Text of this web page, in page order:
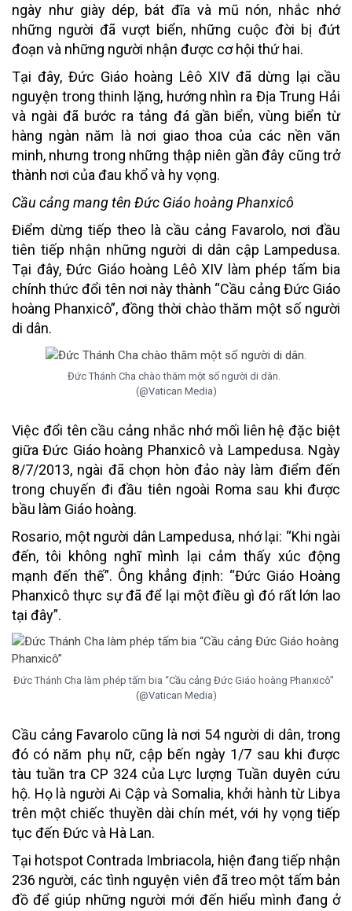
ngày như giày dép, bát đĩa và mũ nón, nhắc nhớ
những người đã vượt biển, những cuộc đời bị đứt
đoạn và những người nhận được cơ hội thứ hai.
Tại đây, Đức Giáo hoàng Lêô XIV đã dừng lại cầu
nguyện trong thinh lặng, hướng nhìn ra Địa Trung Hải
và ngài đã bước ra tảng đá gần biển, vùng biển từ
hàng ngàn năm là nơi giao thoa của các nền văn
minh, nhưng trong những thập niên gần đây cũng trở
thành nơi của đau khổ và hy vọng.
Cầu cảng mang tên Đức Giáo hoàng Phanxicô
Điểm dừng tiếp theo là cầu cảng Favarolo, nơi đầu
tiên tiếp nhận những người di dân cập Lampedusa.
Tại đây, Đức Giáo hoàng Lêô XIV làm phép tấm bia
chính thức đổi tên nơi này thành “Cầu cảng Đức Giáo
hoàng Phanxicô”, đồng thời chào thăm một số người
di dân.
Đức Thánh Cha chào thăm một số người di dân.
(@Vatican Media)
Việc đổi tên cầu cảng nhắc nhớ mối liên hệ đặc biệt
giữa Đức Giáo hoàng Phanxicô và Lampedusa. Ngày
8/7/2013, ngài đã chọn hòn đảo này làm điểm đến
trong chuyến đi đầu tiên ngoài Roma sau khi được
bầu làm Giáo hoàng.
Rosario, một người dân Lampedusa, nhớ lại: “Khi ngài
đến, tôi không nghĩ mình lại cảm thấy xúc động
mạnh đến thế”. Ông khẳng định: “Đức Giáo Hoàng
Phanxicô thực sự đã để lại một điều gì đó rất lớn lao
tại đây”.
Đức Thánh Cha làm phép tấm bia “Cầu cảng Đức Giáo hoàng Phanxicô”
(@Vatican Media)
Cầu cảng Favarolo cũng là nơi 54 người di dân, trong
đó có năm phụ nữ, cập bến ngày 1/7 sau khi được
tàu tuần tra CP 324 của Lực lượng Tuần duyên cứu
hộ. Họ là người Ai Cập và Somalia, khởi hành từ Libya
trên một chiếc thuyền dài chín mét, với hy vọng tiếp
tục đến Đức và Hà Lan.
Tại hotspot Contrada Imbriacola, hiện đang tiếp nhận
236 người, các tình nguyện viên đã treo một tấm bản
đồ để giúp những người mới đến hiểu mình đang ở